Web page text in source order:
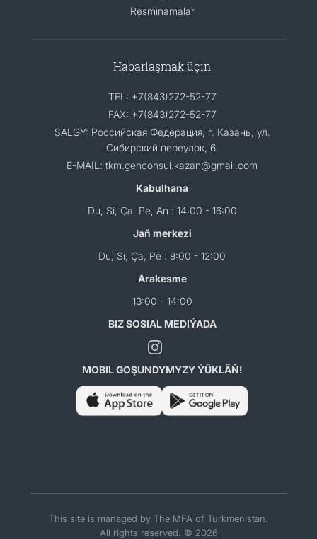
Resminamalar
Habarlaşmak üçin
TEL: +7(843)272-52-77
FAX: +7(843)272-52-77
SALGY: Российская Федерация, г. Казань, ул.
Сибирский переулок, 6,
E-MAIL: tkm.genconsul.kazan@gmail.com
Kabulhana
Du, Si, Ça, Pe, An : 14:00 - 16:00
Jaň merkezi
Du, Si, Ça, Pe : 9:00 - 12:00
Arakesme
13:00 - 14:00
BIZ SOSIAL MEDIÝADA
MOBIL GOŞUNDYMYZY ÝÜKLÄŇ!
This site is managed by The MFA of Turkmenistan.
All rights reserved. © 2026